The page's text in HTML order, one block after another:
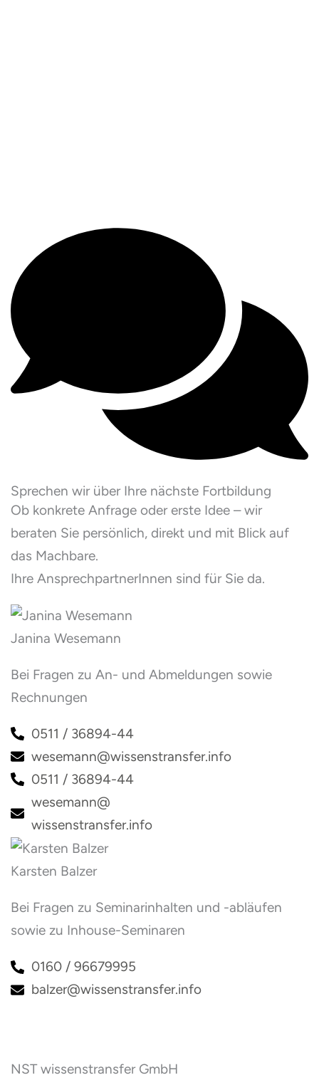
Sprechen wir über Ihre nächste Fortbildung
Ob konkrete Anfrage oder erste Idee – wir
beraten Sie persönlich, direkt und mit Blick auf
das Machbare.
Ihre AnsprechpartnerInnen sind für Sie da.
Janina Wesemann
Bei Fragen zu An- und Abmeldungen sowie
Rechnungen
0511 / 36894-44
wesemann@wissenstransfer.info
0511 / 36894-44
wesemann@
wissenstransfer.info
Karsten Balzer
Bei Fragen zu Seminarinhalten und -abläufen
sowie zu Inhouse-Seminaren
0160 / 96679995
balzer@wissenstransfer.info
NST wissenstransfer GmbH